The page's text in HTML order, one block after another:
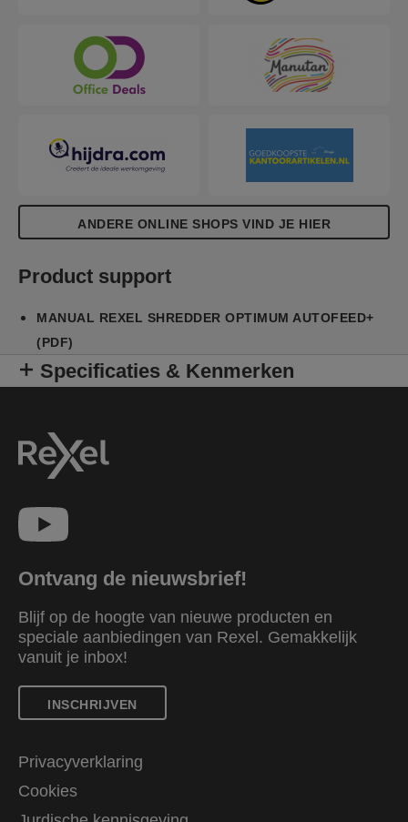
ANDERE ONLINE SHOPS VIND JE HIER
Product support
MANUAL REXEL SHREDDER OPTIMUM AUTOFEED+
(PDF)
Specificaties & Kenmerken
Ontvang de nieuwsbrief!
Blijf op de hoogte van nieuwe producten en
speciale aanbiedingen van Rexel. Gemakkelijk
vanuit je inbox!
INSCHRIJVEN
Privacyverklaring
Cookies